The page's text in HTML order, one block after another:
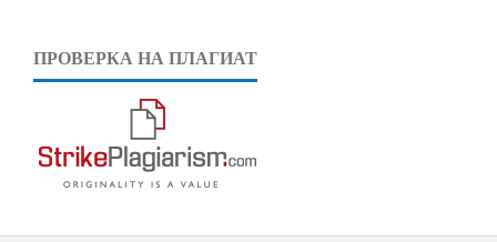
ПРОВЕРКА НА ПЛАГИАТ